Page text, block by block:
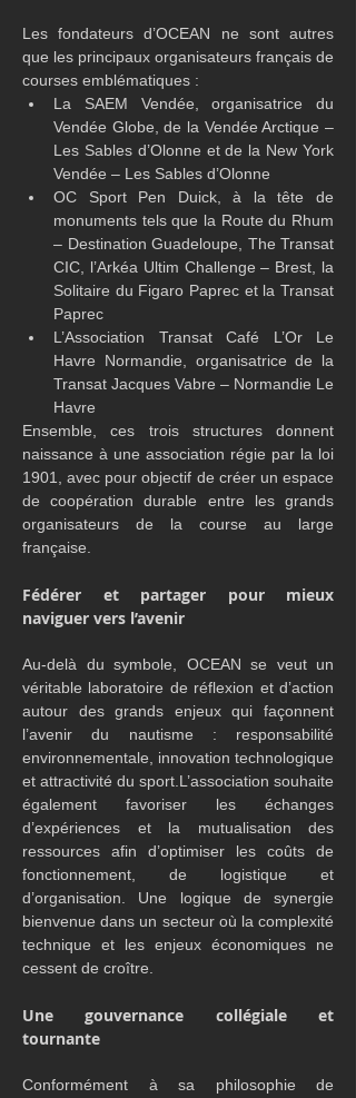
Les fondateurs d’OCEAN ne sont autres
que les principaux organisateurs français de
courses emblématiques :
La SAEM Vendée, organisatrice du
Vendée Globe, de la Vendée Arctique –
Les Sables d’Olonne et de la New York
Vendée – Les Sables d’Olonne
OC Sport Pen Duick, à la tête de
monuments tels que la Route du Rhum
– Destination Guadeloupe, The Transat
CIC, l’Arkéa Ultim Challenge – Brest, la
Solitaire du Figaro Paprec et la Transat
Paprec
L’Association Transat Café L’Or Le
Havre Normandie, organisatrice de la
Transat Jacques Vabre – Normandie Le
Havre
Ensemble, ces trois structures donnent
naissance à une association régie par la loi
1901, avec pour objectif de créer un espace
de coopération durable entre les grands
organisateurs de la course au large
française.
Fédérer et partager pour mieux
naviguer vers l’avenir
Au-delà du symbole, OCEAN se veut un
véritable laboratoire de réflexion et d’action
autour des grands enjeux qui façonnent
l’avenir du nautisme : responsabilité
environnementale, innovation technologique
et attractivité du sport.L’association souhaite
également favoriser les échanges
d’expériences et la mutualisation des
ressources afin d’optimiser les coûts de
fonctionnement, de logistique et
d’organisation. Une logique de synergie
bienvenue dans un secteur où la complexité
technique et les enjeux économiques ne
cessent de croître.
Une gouvernance collégiale et
tournante
Conformément à sa philosophie de